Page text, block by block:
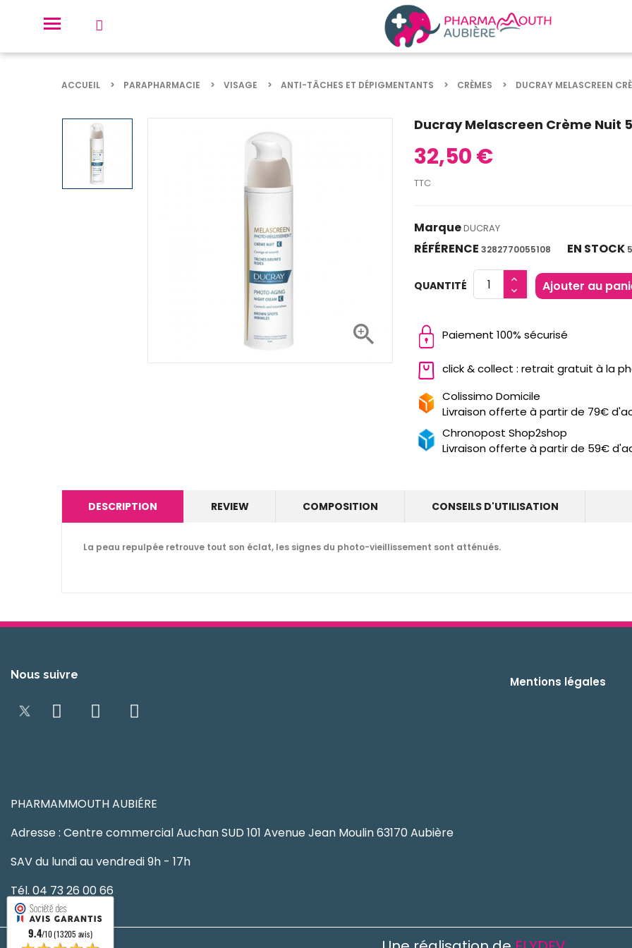
ACCUEIL PARAPHARMACIE VISAGE ANTI-TÂCHES ET DÉPIGMENTANTS CRÈMES DUCRAY MELASCREEN

Ducray Melascreen Crème Nuit
32,50 €
TTC
MarqueDUCRAY
RÉFÉRENCE 3282770055108 EN STOCK
QUANTITÉ Ajouter au
Paiement 100% sécurisé
click & collect : retrait gratuit à la
Colissimo Domicile
Livraison offerte à partir de 79€
Chronopost Shop2shop
Livraison offerte à partir de 59€
DESCRIPTION REVIEW COMPOSITION CONSEILS D'UTILISATION
La peau repulpée retrouve tout son éclat, les signes du photo-vieillissement sont atténués.
Nous suivre Mentions légales
PHARMAMMOUTH AUBIÉRE
Adresse : Centre commercial Auchan SUD 101 Avenue Jean Moulin 63170 Aubière
SAV du lundi au vendredi 9h - 17h
Tél. 04 73 26 00 66
9.4/10 (13205 avis)